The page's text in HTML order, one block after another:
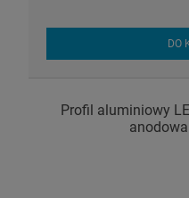
DO
Profil aluminiowy